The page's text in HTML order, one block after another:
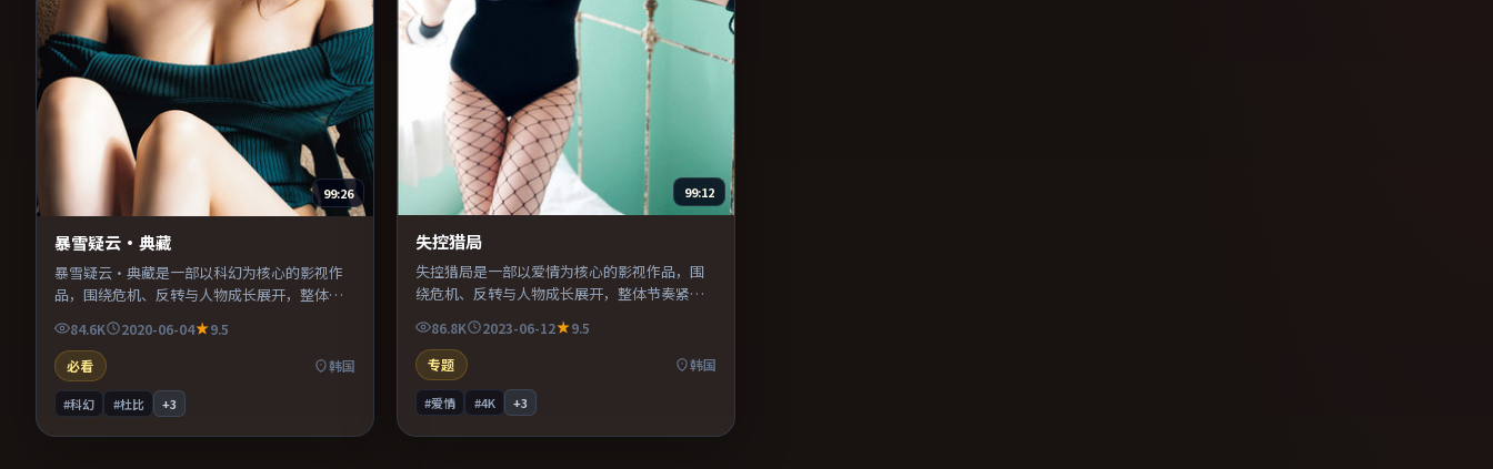
99:26
暴雪疑云·典藏
暴雪疑云·典藏是一部以科幻为核心的影视作
品，围绕危机、反转与人物成长展开，整体节
奏紧凑，值得推荐观看。
84.6K 2020-06-04
9.5
必看
韩国
#科幻 #杜比 +3
99:12
失控猎局
失控猎局是一部以爱情为核心的影视作品，围
绕危机、反转与人物成长展开，整体节奏紧
凑，值得推荐观看。
86.8K 2023-06-12
9.5
专题
韩国
#爱情 #4K +3